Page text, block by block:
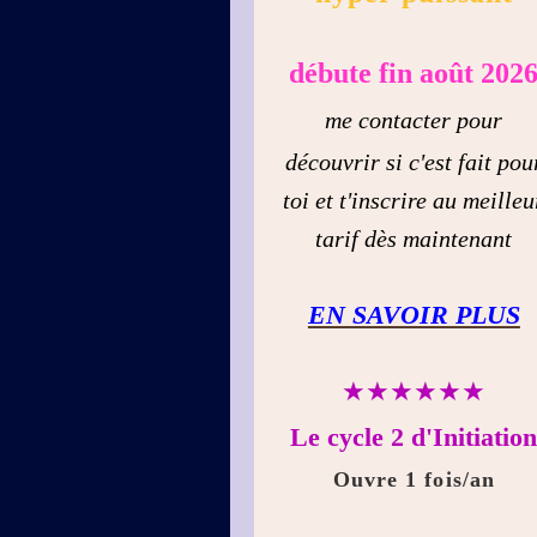
débute fin août 2026
me contacter pour
découvrir si c'est fait
toi et t'inscrire au
tarif dès maintenant
EN SAVOIR PLUS
★★★★★★
Le cycle 2 d'Initiation
Ouvre 1 fois/an